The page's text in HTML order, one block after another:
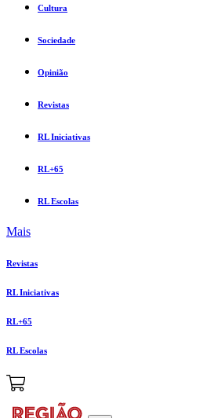
Cultura
Sociedade
Opinião
Revistas
RL Iniciativas
RL+65
RL Escolas
Mais
Revistas
RL Iniciativas
RL+65
RL Escolas